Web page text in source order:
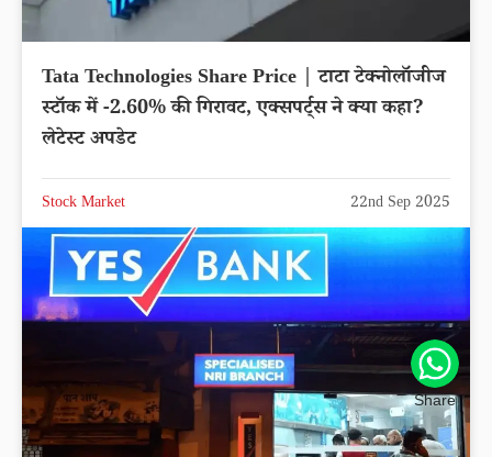
Tata Technologies Share Price | टाटा टेक्नोलॉजीज
स्टॉक में -2.60% की गिरावट, एक्सपर्ट्स ने क्या कहा?
लेटेस्ट अपडेट
Stock Market 22nd Sep 2025
Share